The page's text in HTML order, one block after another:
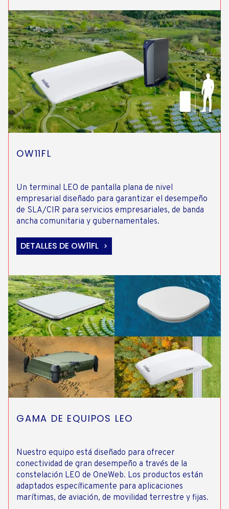
OW11FL
Un terminal LEO de pantalla plana de nivel
empresarial diseñado para garantizar el desempeño
de SLA/CIR para servicios empresariales, de banda
ancha comunitaria y gubernamentales.
DETALLES DE OW11FL
GAMA DE EQUIPOS LEO
Nuestro equipo está diseñado para ofrecer
conectividad de gran desempeño a través de la
constelación LEO de OneWeb. Los productos están
adaptados específicamente para aplicaciones
marítimas, de aviación, de movilidad terrestre y fijas.